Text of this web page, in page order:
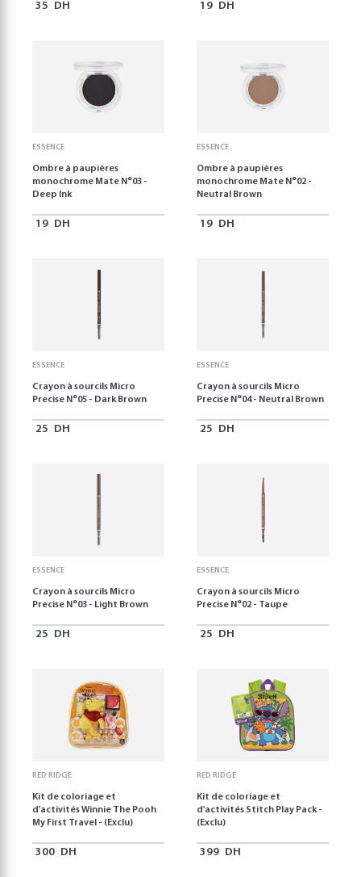
35 DH 19 DH
ESSENCE
Ombre à paupières
monochrome Mate N°03 -
Deep Ink
19 DH
ESSENCE
Ombre à paupières
monochrome Mate N°02 -
Neutral Brown
19 DH
ESSENCE
Crayon à sourcils Micro
Precise N°05 - Dark Brown
25 DH
ESSENCE
Crayon à sourcils Micro
Precise N°04 - Neutral Brown
25 DH
ESSENCE
Crayon à sourcils Micro
Precise N°03 - Light Brown
25 DH
ESSENCE
Crayon à sourcils Micro
Precise N°02 - Taupe
25 DH
RED RIDGE
Kit de coloriage et
d'activités Winnie The Pooh
My First Travel - (Exclu)
300 DH
RED RIDGE
Kit de coloriage et
d'activités Stitch Play Pack -
(Exclu)
399 DH